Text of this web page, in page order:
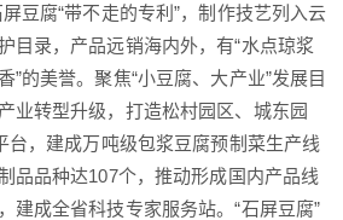
豆腐“带不走的专利”，制作技艺列入云
目录，产品远销海内外，有“水点琼浆
”的美誉。聚焦“小豆腐、大产业”发展目
业转型升级，打造松村园区、城东园
台，建成万吨级包浆豆腐预制菜生产线
品品种达107个，推动形成国内产品线
建成全省科技专家服务站。“石屏豆腐”